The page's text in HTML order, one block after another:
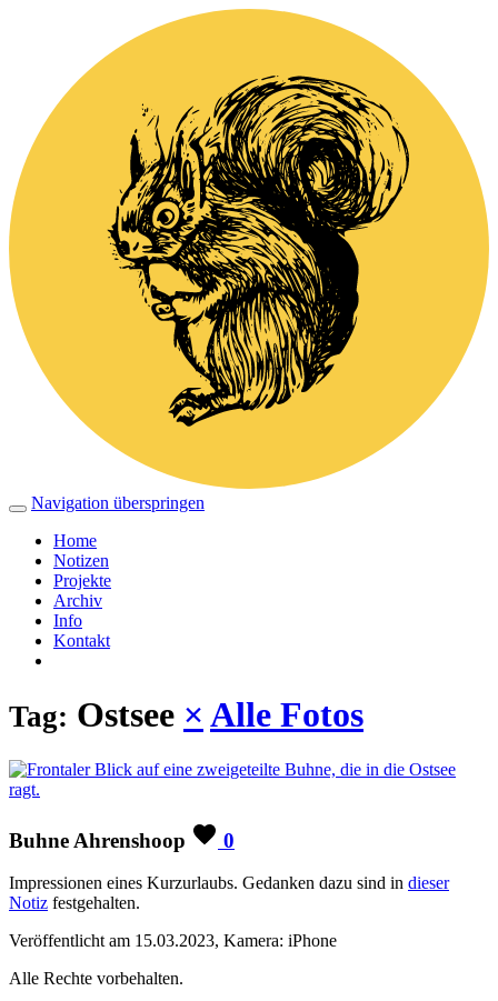
Navigation überspringen
Home
Notizen
Projekte
Archiv
Info
Kontakt
Tag: Ostsee × Alle Fotos
Buhne Ahrenshoop 0
Impressionen eines Kurzurlaubs. Gedanken dazu sind in dieser
Notiz festgehalten.
Veröffentlicht am 15.03.2023, Kamera: iPhone
Alle Rechte vorbehalten.